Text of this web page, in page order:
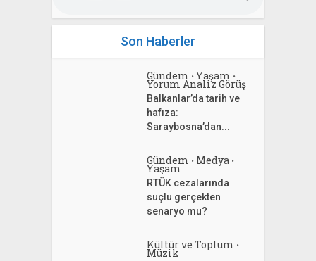
Son Haberler
Gündem • Yaşam •
Yorum Analiz Görüş
Balkanlar’da tarih ve
hafıza:
Saraybosna’dan...
Gündem • Medya •
Yaşam
RTÜK cezalarında
suçlu gerçekten
senaryo mu?
Kültür ve Toplum •
Müzik